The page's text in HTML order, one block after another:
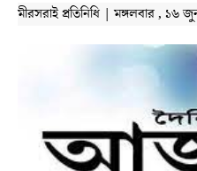
মীরসরাই প্রতিনিধি | মঙ্গলবার , ১৬